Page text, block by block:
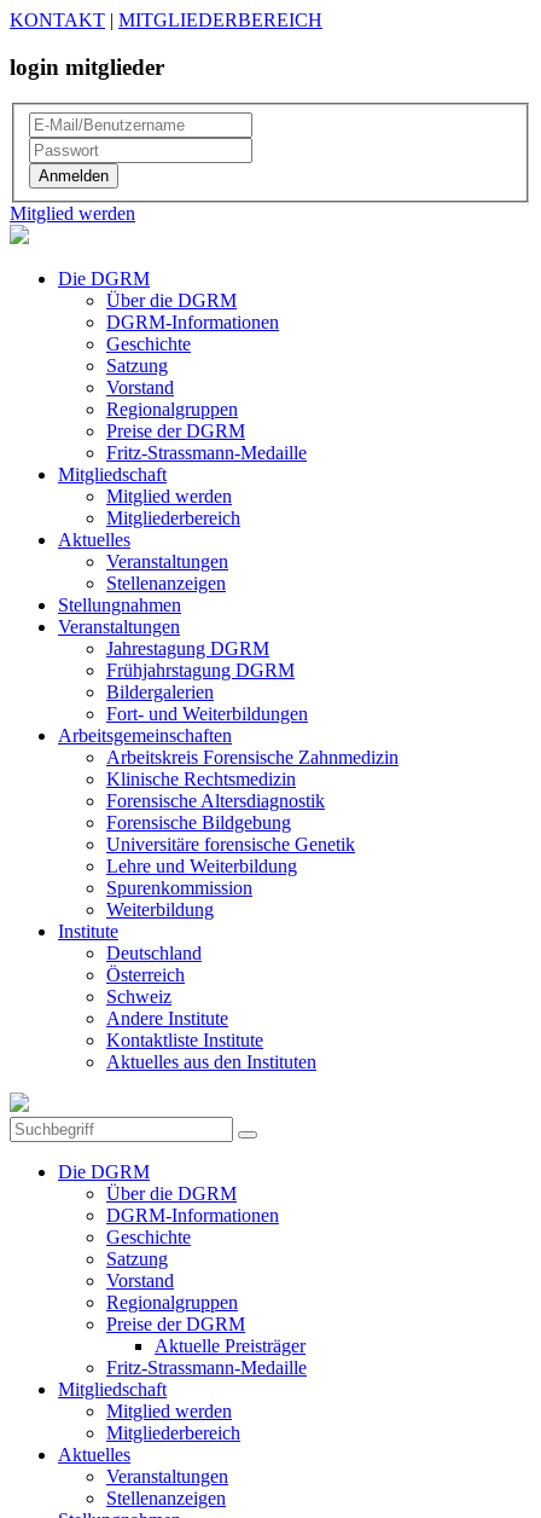
KONTAKT | MITGLIEDERBEREICH
login mitglieder
Mitglied werden
Die DGRM
Über die DGRM
DGRM-Informationen
Geschichte
Satzung
Vorstand
Regionalgruppen
Preise der DGRM
Fritz-Strassmann-Medaille
Mitgliedschaft
Mitglied werden
Mitgliederbereich
Aktuelles
Veranstaltungen
Stellenanzeigen
Stellungnahmen
Veranstaltungen
Jahrestagung DGRM
Frühjahrstagung DGRM
Bildergalerien
Fort- und Weiterbildungen
Arbeitsgemeinschaften
Arbeitskreis Forensische Zahnmedizin
Klinische Rechtsmedizin
Forensische Altersdiagnostik
Forensische Bildgebung
Universitäre forensische Genetik
Lehre und Weiterbildung
Spurenkommission
Weiterbildung
Institute
Deutschland
Österreich
Schweiz
Andere Institute
Kontaktliste Institute
Aktuelles aus den Instituten
Die DGRM
Über die DGRM
DGRM-Informationen
Geschichte
Satzung
Vorstand
Regionalgruppen
Preise der DGRM
Aktuelle Preisträger
Fritz-Strassmann-Medaille
Mitgliedschaft
Mitglied werden
Mitgliederbereich
Aktuelles
Veranstaltungen
Stellenanzeigen